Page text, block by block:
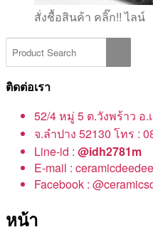
สั่งชื้อสินค้า คลิ๊ก!! ไลน์
ติดต่อเรา
52/4 หมู่ 5 ต.วังพร้าว อ.
จ.ลำปาง 52130 โทร :
Line-id : @idh2781m
E-mail :
Facebook :
หน้า